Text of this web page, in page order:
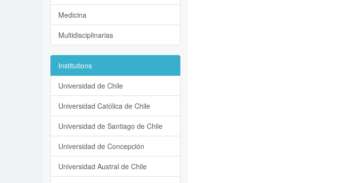
Medicina
Multidisciplinarias
Institutions
Universidad de Chile
Universidad Católica de Chile
Universidad de Santiago de Chile
Universidad de Concepción
Universidad Austral de Chile